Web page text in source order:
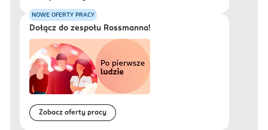
NOWE OFERTY PRACY
Dołącz do zespołu Rossmanna!
Zobacz oferty pracy